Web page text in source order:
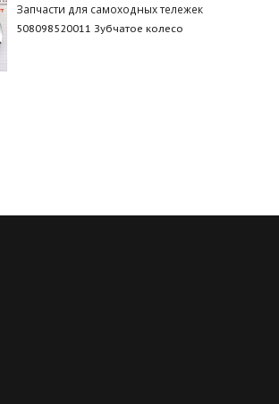
Запчасти для самоходных тележек
508098520011 Зубчатое колесо